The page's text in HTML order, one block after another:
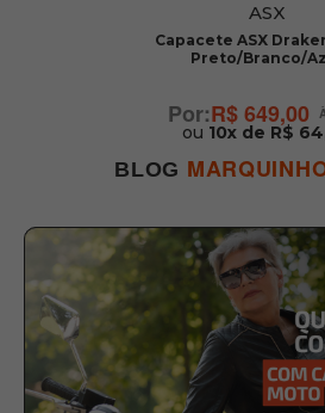
ASX
Capacete ASX
Preto/Branco/
R$ 649,00
ou 10x de R$
BLOG